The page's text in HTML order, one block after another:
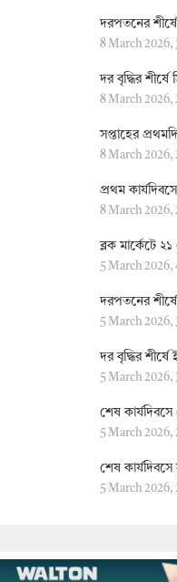
দরপতনের
8 March 2026,
দর বৃদ্ধির শীর্ষে
8 March 2026,
সপ্তাহের
8 March 2026,
প্রথম
8 March 2026,
ব্লক মার্কেটে
5 March 2026,
দরপতনের শীর্ষে
5 March 2026,
দর বৃদ্ধির
5 March 2026,
শেষ
5 March 2026,
শেষ
5 March 2026,